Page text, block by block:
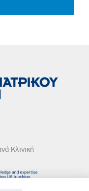
Κλινική